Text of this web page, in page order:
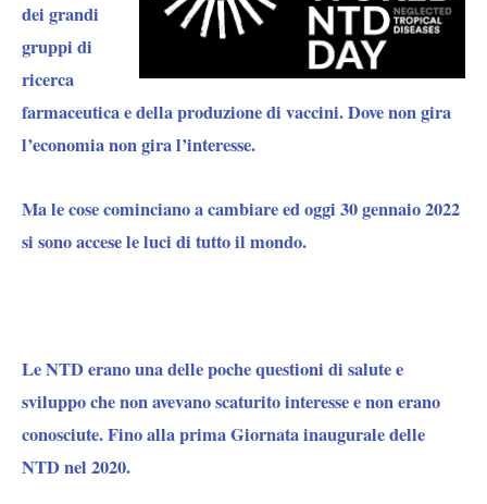
dei grandi
gruppi di
ricerca
farmaceutica e della produzione di vaccini. Dove non gira
l’economia non gira l’interesse.
Ma le cose cominciano a cambiare ed oggi 30 gennaio 2022
si sono accese le luci di tutto il mondo.
Le NTD erano una delle poche questioni di salute e
sviluppo che non avevano scaturito interesse e non erano
conosciute. Fino alla prima Giornata inaugurale delle
NTD nel 2020.